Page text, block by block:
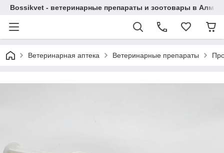
Bossikvet - ветеринарные препараты и зоотовары в
Ветеринарная аптека Ветеринарные препараты